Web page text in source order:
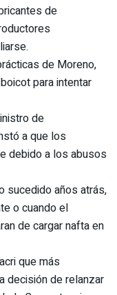
de
de Moreno,
para intentar
de
a que los
debido a los abusos
sucedido años atrás,
o cuando el
de cargar nafta en
que más
decisión de relanzar